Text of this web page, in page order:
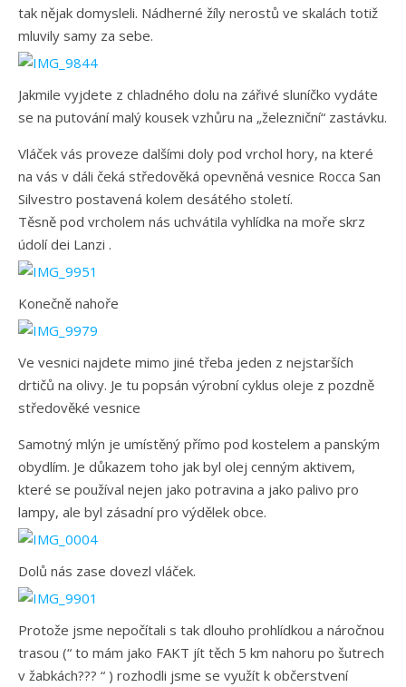
tak nějak domysleli. Nádherné žíly nerostů ve skalách totiž
mluvily samy za sebe.
Jakmile vyjdete z chladného dolu na zářivé sluníčko vydáte
se na putování malý kousek vzhůru na „železniční“ zastávku.
Vláček vás proveze dalšími doly pod vrchol hory, na které
na vás v dáli čeká středověká opevněná vesnice Rocca San
Silvestro postavená kolem desátého století.
Těsně pod vrcholem nás uchvátila vyhlídka na moře skrz
údolí dei Lanzi .
Konečně nahoře
Ve vesnici najdete mimo jiné třeba jeden z nejstarších
drtičů na olivy. Je tu popsán výrobní cyklus oleje z pozdně
středověké vesnice
Samotný mlýn je umístěný přímo pod kostelem a panským
obydlím. Je důkazem toho jak byl olej cenným aktivem,
které se používal nejen jako potravina a jako palivo pro
lampy, ale byl zásadní pro výdělek obce.
Dolů nás zase dovezl vláček.
Protože jsme nepočítali s tak dlouho prohlídkou a náročnou
trasou (“ to mám jako FAKT jít těch 5 km nahoru po šutrech
v žabkách??? “ ) rozhodli jsme se využít k občerstvení